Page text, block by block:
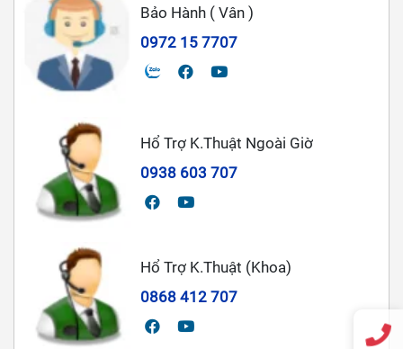
Bảo Hành ( Vân )
0972 15 7707
Hổ Trợ K.Thuật Ngoài Giờ
0938 603 707
Hổ Trợ K.Thuật (Khoa)
0868 412 707